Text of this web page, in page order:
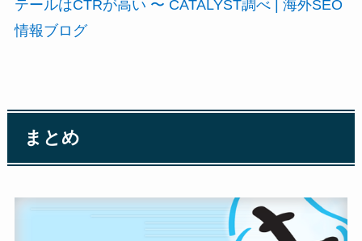
テールはCTRが高い 〜 CATALYST調べ | 海外SEO
情報ブログ
まとめ